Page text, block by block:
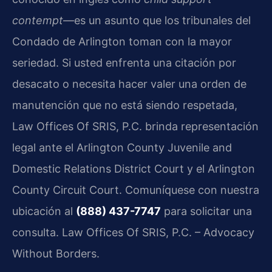
contempt—es un asunto que los tribunales del
Condado de Arlington toman con la mayor
seriedad. Si usted enfrenta una citación por
desacato o necesita hacer valer una orden de
manutención que no está siendo respetada,
Law Offices Of SRIS, P.C. brinda representación
legal ante el Arlington County Juvenile and
Domestic Relations District Court y el Arlington
County Circuit Court. Comuníquese con nuestra
ubicación al (888) 437-7747 para solicitar una
consulta. Law Offices Of SRIS, P.C. – Advocacy
Without Borders.